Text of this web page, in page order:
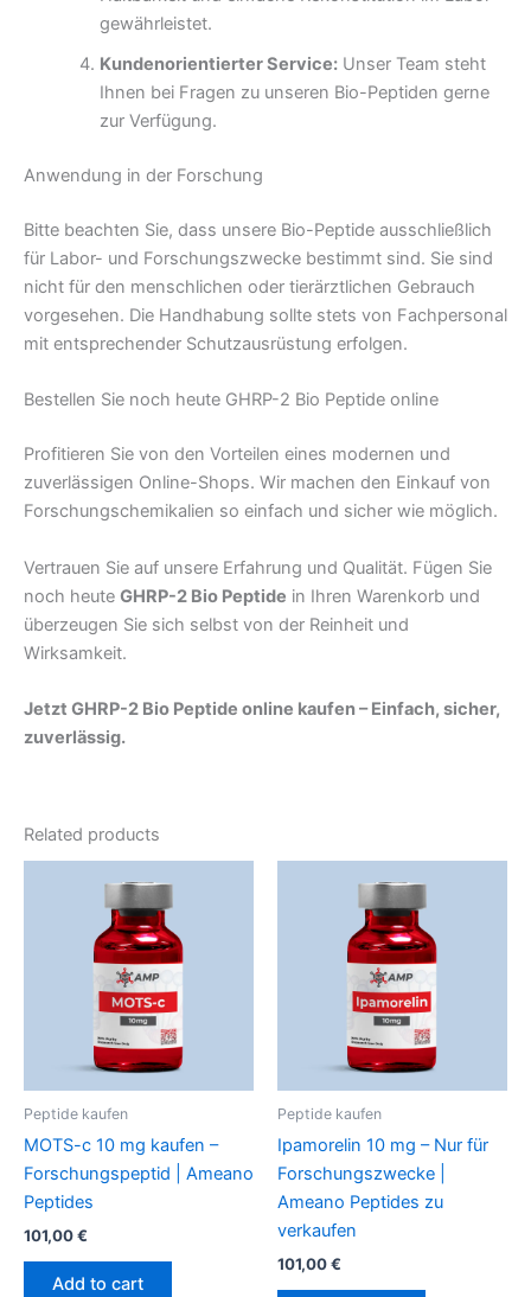
gewährleistet.
Kundenorientierter Service:Unser Team steht
Ihnen bei Fragen zu unseren Bio-Peptiden gerne
zur Verfügung.
Anwendung in der Forschung
Bitte beachten Sie, dass unsere Bio-Peptide ausschließlich
für Labor- und Forschungszwecke bestimmt sind. Sie sind
nicht für den menschlichen oder tierärztlichen Gebrauch
vorgesehen. Die Handhabung sollte stets von Fachpersonal
mit entsprechender Schutzausrüstung erfolgen.
Bestellen Sie noch heute GHRP-2 Bio Peptide online
Profitieren Sie von den Vorteilen eines modernen und
zuverlässigen Online-Shops. Wir machen den Einkauf von
Forschungschemikalien so einfach und sicher wie möglich.
Vertrauen Sie auf unsere Erfahrung und Qualität. Fügen Sie
noch heute GHRP-2 Bio Peptide in Ihren Warenkorb und
überzeugen Sie sich selbst von der Reinheit und
Wirksamkeit.
Jetzt GHRP-2 Bio Peptide online kaufen – Einfach, sicher,
zuverlässig.
Related products
Peptide kaufen
MOTS-c 10 mg kaufen –
Forschungspeptid | Ameano
Peptides
101,00€
Add to cart
Peptide kaufen
Ipamorelin 10 mg – Nur für
Forschungszwecke |
Ameano Peptides zu
verkaufen
101,00€